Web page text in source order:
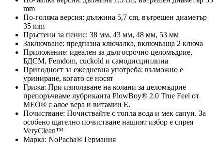
mm
По-голяма версия: дължина 5,7 cm, вътрешен диаметър
35 mm
Пръстени за пенис: 38 мм, 43 мм, 48 мм, 53 мм
Заключване: предпазна ключалка, включваща 2 ключа
Приложение: идеален за дългосрочно целомъдрие,
БДСМ, Femdom, cuckold и самодисциплина
Пригодност за ежедневна употреба: възможно е
уриниране, когато се носят
Грижа: При използване на колани за целомъдрие
препоръчваме лубриканта PlowBoy® 2.0 True Feel от
MEO® с алое вера и витамин Е.
Почистване: Почиствайте с топла вода и мек сапун. За
особено щателно почистване нашият избор е спрея
VeryClean™
Марка: NoPacha® Германия